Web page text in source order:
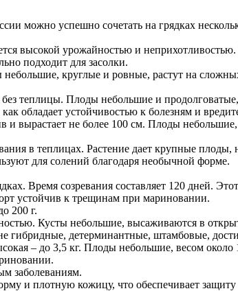
можно успешно сочетать на грядках
высокой урожайностью и
подходит для засолки.
круглые и ровные, растут на
теплицы. Плоды небольшие и
обладает устойчивостью к болезням и
вырастает не более 100 см. Плоды
в теплицах. Растение дает крупные
для солений благодаря необычной форме.
Время созревания составляет 120 дней.
устойчив к трещинам при мариновании.
200 г.
Кусты небольшие, высаживаются в
гибридные, детерминантные, штамбовые,
– до 3,5 кг. Плоды небольшие, весом
заболеваниям.
и плотную кожицу, что обеспечивает